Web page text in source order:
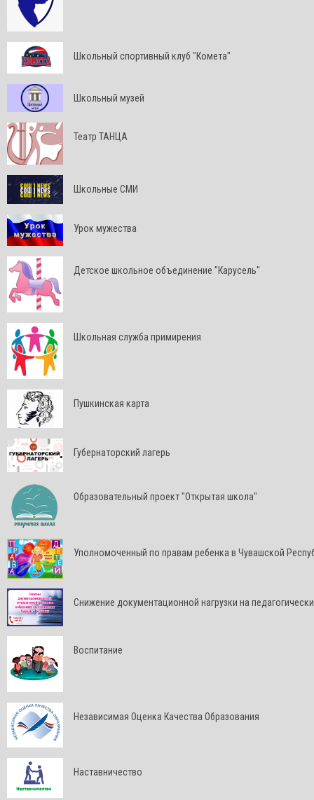
Школьный спортивный клуб "Комета"
Школьный музей
Театр ТАНЦА
Школьные СМИ
Урок мужества
Детское школьное объединение "Карусель"
Школьная служба примирения
Пушкинская карта
Губернаторский лагерь
Образовательный проект "Открытая школа"
Уполномоченный по правам ребенка в Чувашской
Снижение документационной нагрузки на
Воспитание
Независимая Оценка Качества Образования
Наставничество